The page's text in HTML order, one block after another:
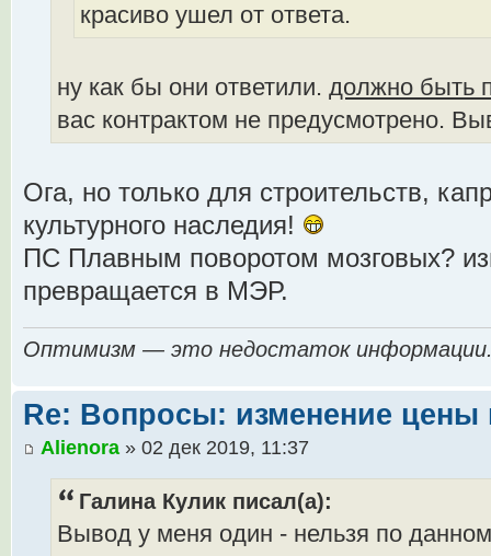
красиво ушел от ответа.
ну как бы они ответили. должно быть
вас контрактом не предусмотрено.
Ога, но только для строительств,
культурного наследия!
ПС Плавным поворотом мозговых?
превращается в МЭР.
Оптимизм — это недостаток
Re: Вопросы: изменение цены
Alienora » 02 дек 2019, 11:37
Галина Кулик писал(а):
Вывод у меня один - нельзя по